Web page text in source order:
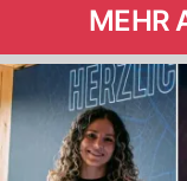
MEHR